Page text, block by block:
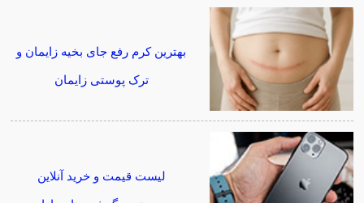
بهترین کرم رفع جای بخیه زایمان و
ترک پوستی زایمان
لیست قیمت و خرید آنلاین